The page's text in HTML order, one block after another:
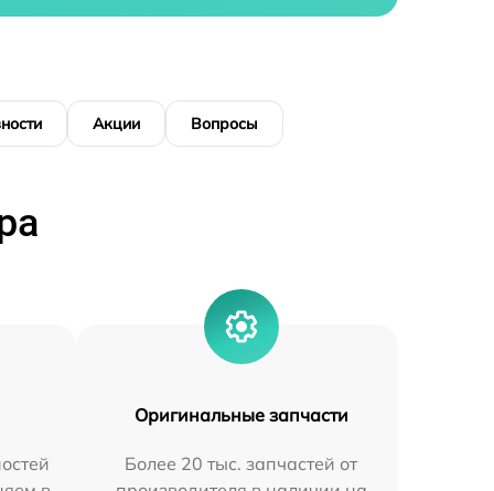
Акции Вопросы
Оригинальные запчасти
Более 20 тыс. запчастей от